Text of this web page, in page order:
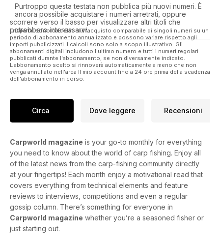
began fishing on a relatively unknown venue, at the start of
the millennium...
As well as Tim Paisley, Paul Forward, Adam Clewer, Steve
Briggs, Loz East, Ask the Experts, Baitworld, Tackleworld,
Rigworld, Think Tank, a 2-rod set up courtesy of Sonik up for
grabs and much more!
Purtroppo questa testata non pubblica più nuovi numeri. È
ancora possibile acquistare i numeri arretrati, oppure
scorrere verso il basso per visualizzare altri titoli che
potrebbero interessarvi.
I risparmi sono calcolati sull'acquisto comparabile di singoli numeri su un
periodo di abbonamento annualizzato e possono variare rispetto agli
importi pubblicizzati. I calcoli sono solo a scopo illustrativo. Gli
abbonamenti digitali includono l'ultimo numero e tutti i numeri regolari
pubblicati durante l'abbonamento, se non diversamente indicato.
L'abbonamento scelto si rinnoverà automaticamente a meno che non
venga annullato nell'area Il mio account fino a 24 ore prima della scadenza
dell'abbonamento in corso.
Circa Dove leggere Recensioni
Carpworld magazine is your go-to monthly for everything
you need to know about the world of carp fishing. Enjoy all
of the latest news from the carp-fishing community directly
at your fingertips! Each month enjoy a motivational read that
covers everything from technical elements and feature
reviews to interviews, competitions and even a regular
gossip column. There’s something for everyone in
Carpworld magazine whether you’re a seasoned fisher or
just starting out.